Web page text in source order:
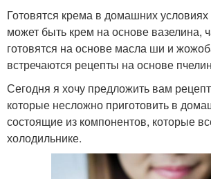
Готовятся крема в домашних
может быть крем на основе вазелина,
готовятся на основе масла ши и
встречаются рецепты на основе
Сегодня я хочу предложить вам
которые несложно приготовить в
состоящие из компонентов, которые
холодильнике.